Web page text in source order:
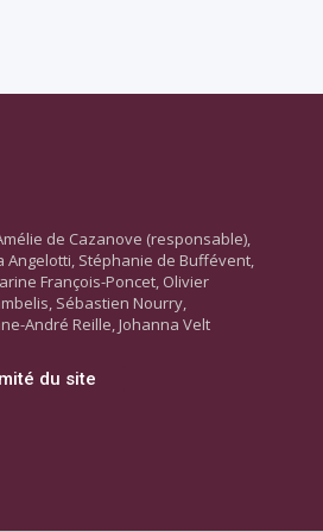
de Cazanove (responsable),
Angelotti, Stéphanie de Buffévent,
François-Poncet, Olivier
Sébastien Nourry,
André Reille, Johanna Velt
du site